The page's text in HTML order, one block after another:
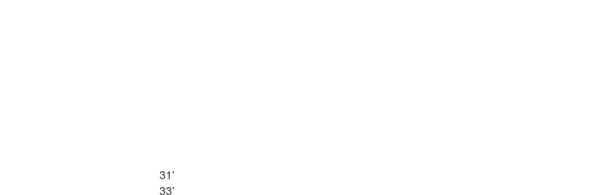
31'
33'